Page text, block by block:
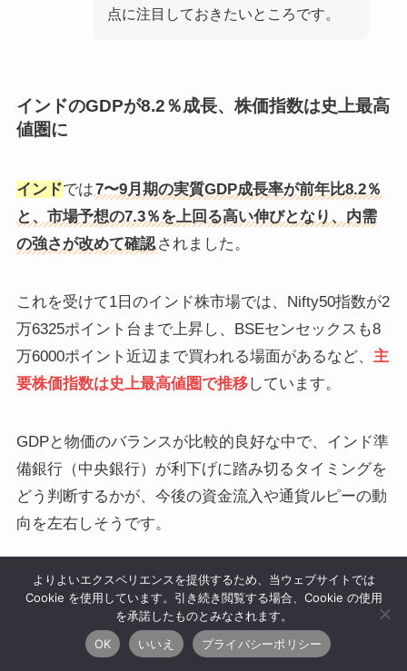
点に注目しておきたいところです。
インドのGDPが8.2％成長、株価指数は史上最高
値圏に
インドでは7〜9月期の実質GDP成長率が前年比8.2％
と、市場予想の7.3％を上回る高い伸びとなり、内需
の強さが改めて確認 されました。
これを受けて1日のインド株市場では、Nifty50指数が2
万6325ポイント台まで上昇し、BSEセンセックスも8
万6000ポイント近辺まで買われる場面があるなど、 主
要株価指数は史上最高値圏で推移しています。
GDPと物価のバランスが比較的良好な中で、インド準
備銀行（中央銀行）が利下げに踏み切るタイミングを
どう判断するかが、今後の資金流入や通貨ルピーの動
向を左右しそうです。
インドは人口増加とIT・製造業の拡大
を背景に中長期の成長期待が高い一
方、規制やインフラ、通貨の変動リ
よりよいエクスペリエンスを提供するため、当ウェブサイトでは
Cookie を使用しています。引き続き閲覧する場合、Cookie の使用
を承諾したものとみなされます。
OK
いいえ プライバシーポリシー